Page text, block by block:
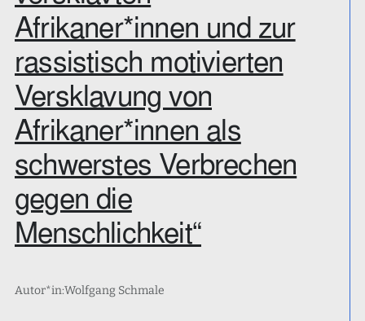
Afrikaner*innen und zur
rassistisch motivierten
Versklavung von
Afrikaner*innen als
schwerstes Verbrechen
gegen die
Menschlichkeit“
Autor*in:Wolfgang Schmale